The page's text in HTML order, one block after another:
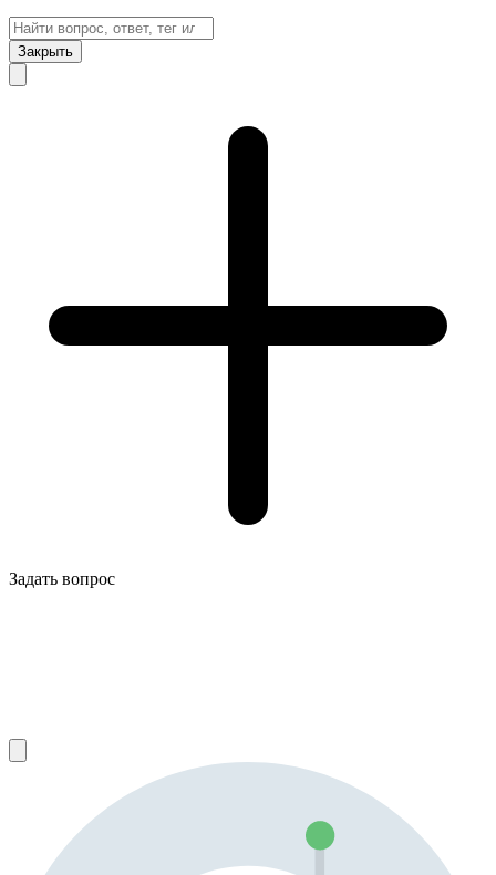
Закрыть
Задать вопрос